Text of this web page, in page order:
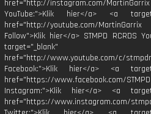
href="http://instagram.com/MartinGarrix
YouTube:">Klik hier</a> <a
href="http://youtube.com/MartinGarrix
Follow">Klik hier</a> STMPD RCRDS
target="_blank"
href="http://www.youtube.com/c/
Facebook:">Klik hier</a> <a
href="https://www.facebook.com/
Instagram:">Klik hier</a> <a
href="https://www.instagram.com/